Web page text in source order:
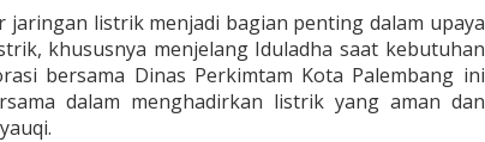
jaringan listrik menjadi bagian penting dalam upaya
khususnya menjelang Iduladha saat kebutuhan
bersama Dinas Perkimtam Kota Palembang ini
dalam menghadirkan listrik yang aman dan